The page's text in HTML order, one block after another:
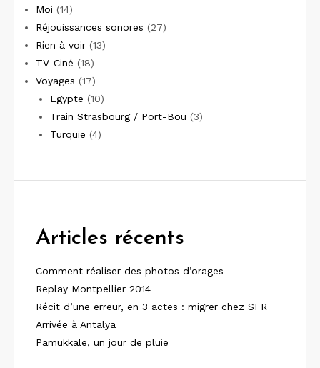
Moi (14)
Réjouissances sonores (27)
Rien à voir (13)
TV-Ciné (18)
Voyages (17)
Egypte (10)
Train Strasbourg / Port-Bou (3)
Turquie (4)
Articles récents
Comment réaliser des photos d’orages
Replay Montpellier 2014
Récit d’une erreur, en 3 actes : migrer chez SFR
Arrivée à Antalya
Pamukkale, un jour de pluie